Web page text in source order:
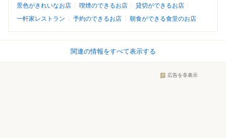
景色がきれいなお店
喫煙のできるお店
貸切ができるお店
一軒家レストラン
予約のできるお店 朝食ができる食堂のお店
関連の情報をすべて表示する
広告を非表示